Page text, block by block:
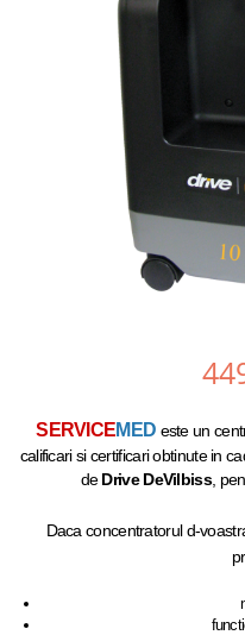
SERVICEMED este un
calificari si certificari obtinute in
deDriveDeVilbiss,
Daca concentratorul d-